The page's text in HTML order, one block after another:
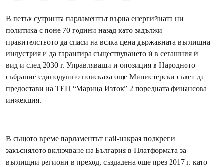
В петък сутринта парламентът върна енергийната ни
политика с поне 70 години назад като задължи
правителството да спаси на всяка цена държавната въглищна
индустрия и да гарантира съществуването ѝ в сегашния ѝ
вид и след 2030 г. Управляващи и опозиция в Народното
събрание единодушно поискаха още Министерски съвет да
предостави на ТЕЦ “Марица Изток” 2 поредната финансова
инжекция.
В същото време парламентът най-накрая подкрепи
закъснялото включване на България в Платформата за
въглищни региони в преход, създадена още през 2017 г. като